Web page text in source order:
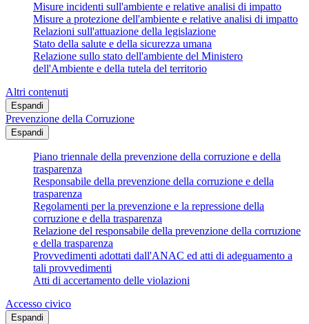
Misure incidenti sull'ambiente e relative analisi di impatto
Misure a protezione dell'ambiente e relative analisi di impatto
Relazioni sull'attuazione della legislazione
Stato della salute e della sicurezza umana
Relazione sullo stato dell'ambiente del Ministero
dell'Ambiente e della tutela del territorio
Altri contenuti
Espandi
Prevenzione della Corruzione
Espandi
Piano triennale della prevenzione della corruzione e della
trasparenza
Responsabile della prevenzione della corruzione e della
trasparenza
Regolamenti per la prevenzione e la repressione della
corruzione e della trasparenza
Relazione del responsabile della prevenzione della corruzione
e della trasparenza
Provvedimenti adottati dall'ANAC ed atti di adeguamento a
tali provvedimenti
Atti di accertamento delle violazioni
Accesso civico
Espandi